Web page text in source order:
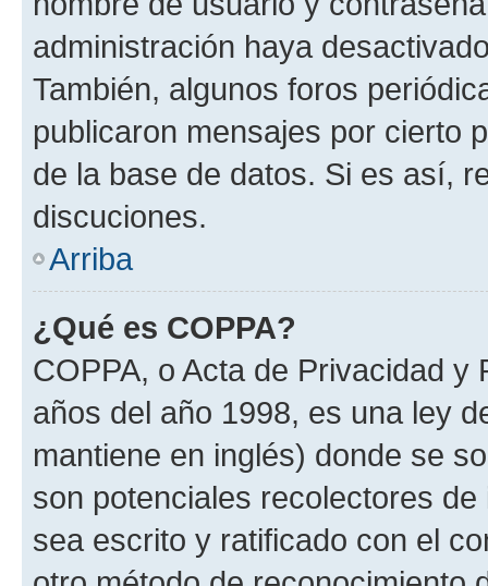
administración haya
También, algunos foros
publicaron mensajes por cierto
de la base de datos. Si es así,
discuciones.
Arriba
¿Qué es COPPA?
COPPA, o Acta de Privacidad
años del año 1998, es una ley
mantiene en inglés) donde se
son potenciales recolectores
sea escrito y ratificado con el